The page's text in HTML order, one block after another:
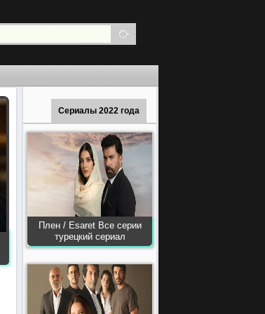
Сериалы 2022 года
Плен / Esaret Все серии
турецкий сериал